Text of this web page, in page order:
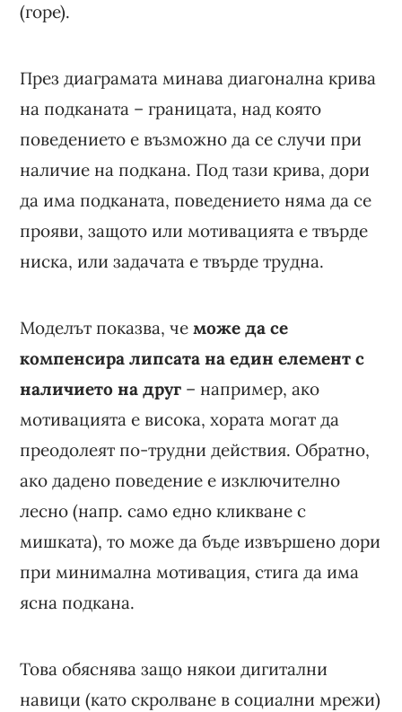
(горе).
През диаграмата минава диагонална крива
на подканата – границата, над която
поведението е възможно да се случи при
наличие на подкана. Под тази крива, дори
да има подканата, поведението няма да се
прояви, защото или мотивацията е твърде
ниска, или задачата е твърде трудна.
Моделът показва, чеможе да се
компенсира липсата на един елемент с
наличието на друг – например, ако
мотивацията е висока, хората могат да
преодолеят по-трудни действия. Обратно,
ако дадено поведение е изключително
лесно (напр. само едно кликване с
мишката), то може да бъде извършено дори
при минимална мотивация, стига да има
ясна подкана.
Това обяснява защо някои дигитални
навици (като скролване в социални мрежи)